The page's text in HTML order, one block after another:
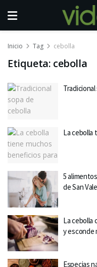
Inicio Tag cebolla
Etiqueta: cebolla
La cebolla
5
de San
La cebolla
y esconde
Especias